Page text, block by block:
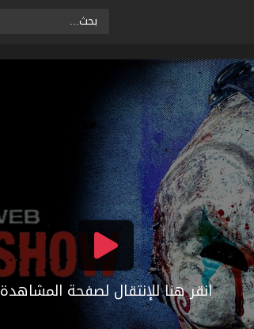
انقر هنا للإنتقال لصفحة المشاهدة